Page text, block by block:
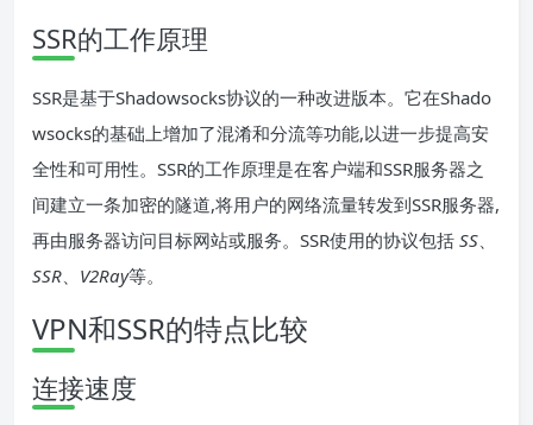
SSR的工作原理
SSR是基于Shadowsocks协议的一种改进版本。它在Shado
wsocks的基础上增加了混淆和分流等功能,以进一步提高安
全性和可用性。SSR的工作原理是在客户端和SSR服务器之
间建立一条加密的隧道,将用户的网络流量转发到SSR服务器,
再由服务器访问目标网站或服务。SSR使用的协议包括 SS、
SSR、 V2Ray等。
VPN和SSR的特点比较
连接速度